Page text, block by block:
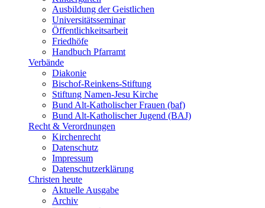
Ausbildung der Geistlichen
Universitätsseminar
Öffentlichkeitsarbeit
Friedhöfe
Handbuch Pfarramt
Verbände
Diakonie
Bischof-Reinkens-Stiftung
Stiftung Namen-Jesu Kirche
Bund Alt-Katholischer Frauen (baf)
Bund Alt-Katholischer Jugend (BAJ)
Recht & Verordnungen
Kirchenrecht
Datenschutz
Impressum
Datenschutzerklärung
Christen heute
Aktuelle Ausgabe
Archiv